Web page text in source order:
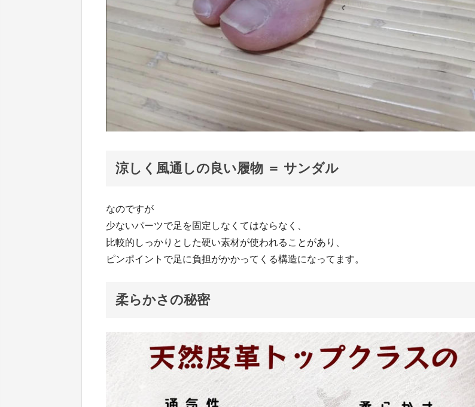
涼しく風通しの良い履物 ＝ サンダル
なのですが
少ないパーツで足を固定しなくてはならなく、
比較的しっかりとした硬い素材が使われることがあり、
ピンポイントで足に負担がかかってくる構造になってます。
柔らかさの秘密